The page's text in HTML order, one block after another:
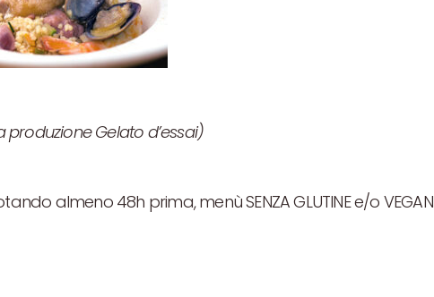
Gelato d’essai)
almeno 48h prima, menù SENZA GLUTINE e/o VEGAN